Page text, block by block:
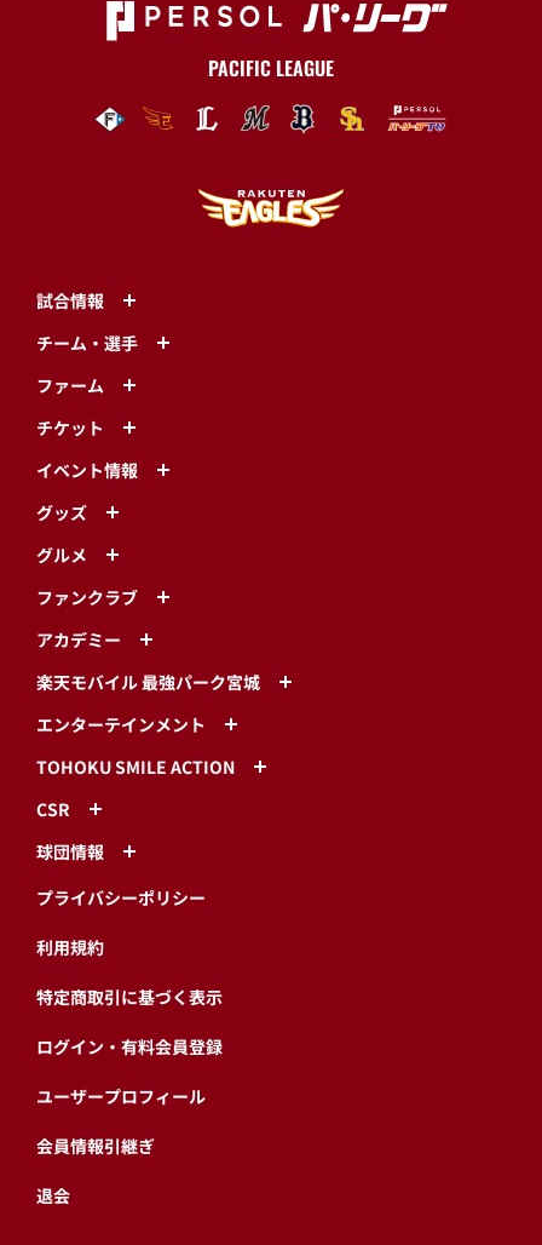
PACIFIC LEAGUE
試合情報
チーム・選手
ファーム
チケット
イベント情報
グッズ
グルメ
ファンクラブ
アカデミー
楽天モバイル 最強パーク宮城
エンターテインメント
TOHOKU SMILE ACTION
CSR
球団情報
プライバシーポリシー
利用規約
特定商取引に基づく表示
ログイン・有料会員登録
ユーザープロフィール
会員情報引継ぎ
退会